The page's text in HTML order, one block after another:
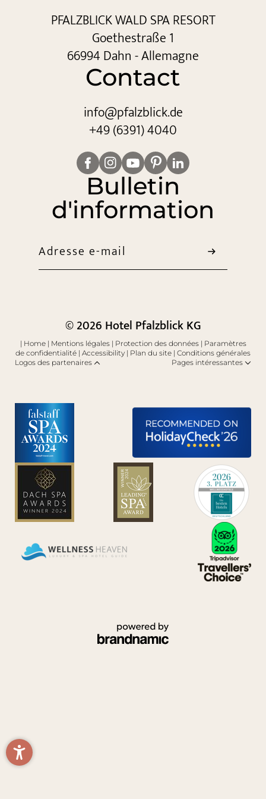
PFALZBLICK WALD SPA RESORT
Goethestraße 1
66994 Dahn - Allemagne
Contact
info@pfalzblick.de
+49 (6391) 4040
Bulletin
d'information
Adresse e-mail
© 2026 Hotel Pfalzblick KG
| Home | Mentions légales | Protection des données | Paramètres
de confidentialité | Accessibility | Plan du site | Conditions générales
Logos des partenaires
Pages intéressantes